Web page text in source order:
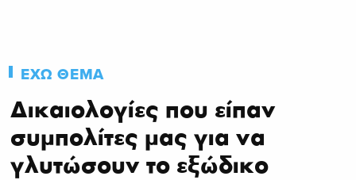
ΕΧΩ ΘΕΜΑ
Δικαιολογίες που είπαν
συμπολίτες μας για να
γλυτώσουν το εξώδικο